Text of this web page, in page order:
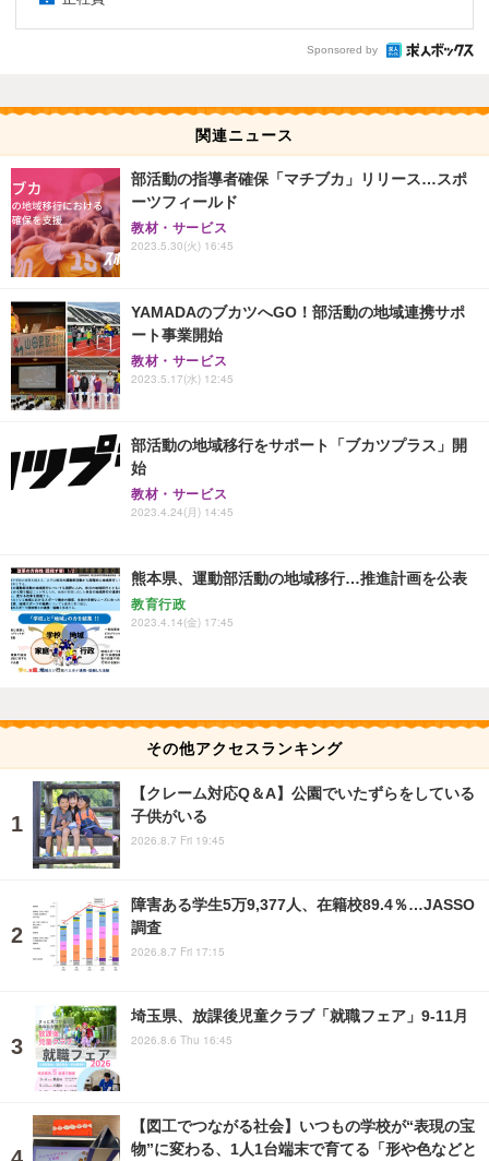
Sponsored by
関連ニュース
部活動の指導者確保「マチブカ」リリース…スポ
ーツフィールド
教材・サービス
2023.5.30(火) 16:45
YAMADAのブカツへGO！部活動の地域連携サポ
ート事業開始
教材・サービス
2023.5.17(水) 12:45
部活動の地域移行をサポート「ブカツプラス」開
始
教材・サービス
2023.4.24(月) 14:45
熊本県、運動部活動の地域移行…推進計画を公表
教育行政
2023.4.14(金) 17:45
その他アクセスランキング
【クレーム対応Q＆A】公園でいたずらをしている
子供がいる
2026.8.7 Fri 19:45
障害ある学生5万9,377人、在籍校89.4％…JASSO
調査
2026.8.7 Fri 17:15
埼玉県、放課後児童クラブ「就職フェア」9-11月
2026.8.6 Thu 16:45
【図工でつながる社会】いつもの学校が“表現の宝
物”に変わる、1人1台端末で育てる「形や色などと